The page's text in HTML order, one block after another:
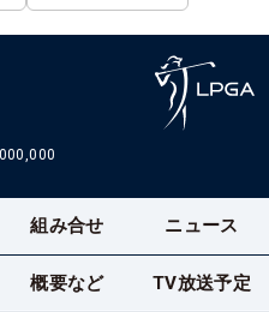
組み合せ ニュース
概要など TV放送予定